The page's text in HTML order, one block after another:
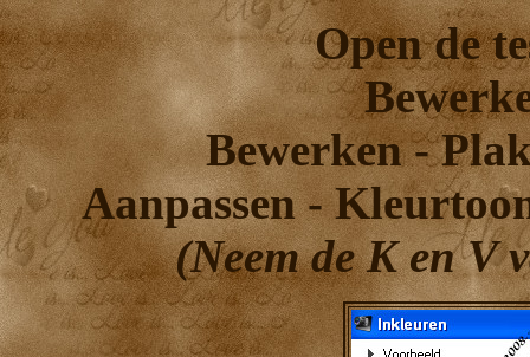
Open de
Bewerken -
Aanpassen -
(Neem de K en V